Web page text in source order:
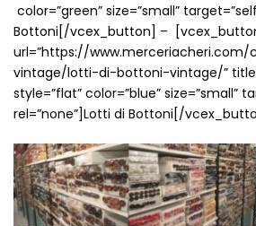
Pizzi (11)
Prodotti per la sartoria (34)
Ricamo (119)
Quadri Mezzo Punto (92)
Canovacci Completi di Filati e Ago
Sciarpe (8)
Set di Bottoni Vintage (77)
Swarovski (2)
Vintage (165)
color=”green” size=”small”
Bottoni[/vcex_button] –
url=”https://
vintage/lotti-di-bottoni-vintage/”
style=”flat” color=”blue” size=”small”
rel=”none”]Lotti di Bottoni[/